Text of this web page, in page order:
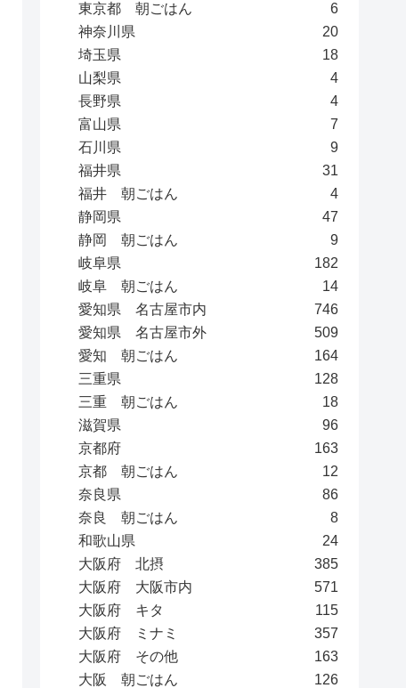
東京都 朝ごはん
6
神奈川県
20
埼玉県
18
山梨県
4
長野県
4
富山県
7
石川県
9
福井県
31
福井 朝ごはん
4
静岡県
47
静岡 朝ごはん
9
岐阜県
182
岐阜 朝ごはん
14
愛知県 名古屋市内
746
愛知県 名古屋市外
509
愛知 朝ごはん
164
三重県
128
三重 朝ごはん
18
滋賀県
96
京都府
163
京都 朝ごはん
12
奈良県
86
奈良 朝ごはん
8
和歌山県
24
大阪府 北摂
385
大阪府 大阪市内
571
大阪府 キタ
115
大阪府 ミナミ
357
大阪府 その他
163
大阪 朝ごはん
126